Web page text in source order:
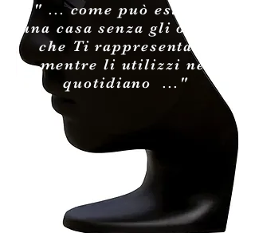
" ... come può esistere
una casa senza gli oggetti
che Ti rappresentano
mentre li utilizzi nel
quotidiano ..."